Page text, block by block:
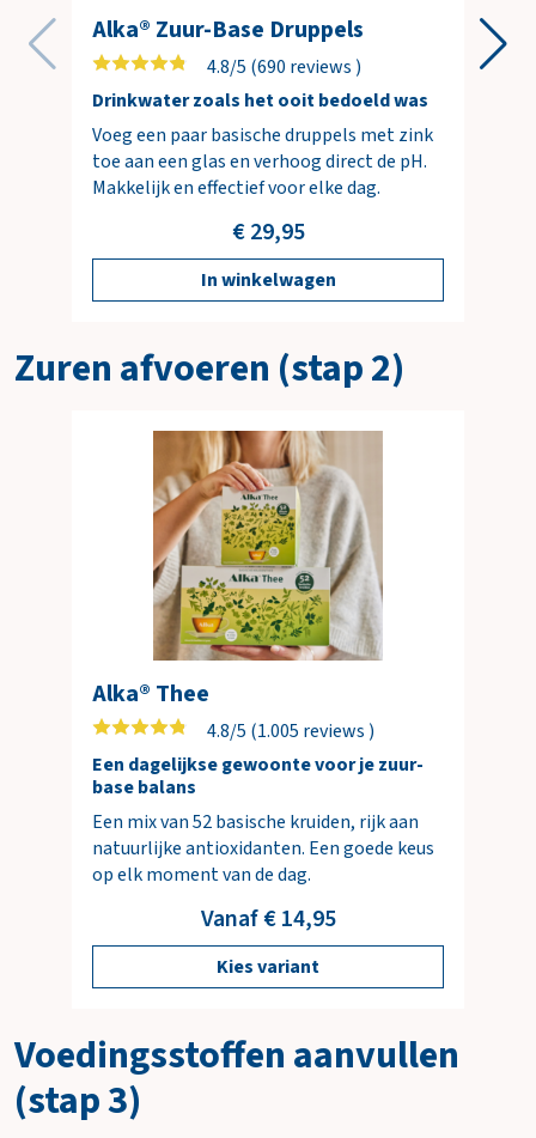
Alka® Zuur-Base Druppels
4.8/5 (690 reviews )
Drinkwater zoals het ooit bedoeld was
Voeg een paar basische druppels met zink
toe aan een glas en verhoog direct de pH.
Makkelijk en effectief voor elke dag.
€ 29,95
In winkelwagen
Zuren afvoeren (stap 2)
Alka® Thee
4.8/5 (1.005 reviews )
Een dagelijkse gewoonte voor je zuur-
base balans
Een mix van 52 basische kruiden, rijk aan
natuurlijke antioxidanten. Een goede keus
op elk moment van de dag.
Vanaf € 14,95
Kies variant
Voedingsstoffen aanvullen
(stap 3)
Totaal € 0,00
incl. BTW
(€ 0,00)
B
e
l
n
w
a
g
e
n